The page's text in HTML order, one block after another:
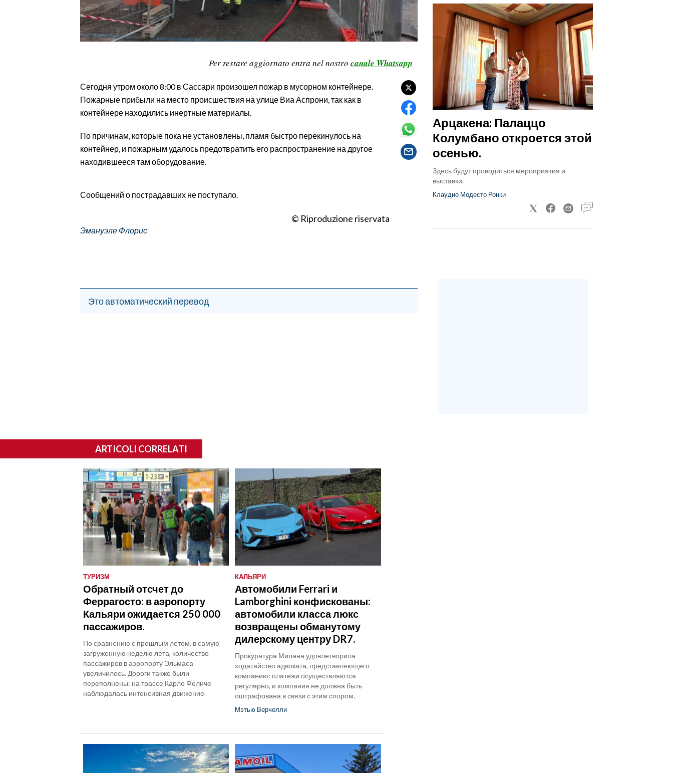
STORE
Per restare aggiornato entra nel nostro canale Whatsapp
Сегодня утром около 8:00 в Сассари произошел пожар в мусорном контейнере.
Пожарные прибыли на место происшествия на улице Виа Аспрони, так как в
контейнере находились инертные материалы.
По причинам, которые пока не установлены, пламя быстро перекинулось на
контейнер, и пожарным удалось предотвратить его распространение на другое
находившееся там оборудование.
Сообщений о пострадавших не поступало.
© Riproduzione riservata
Эмануэле Флорис
Это автоматический перевод
Арцакена: Палаццо
Колумбано откроется этой
осенью.
Здесь будут проводиться мероприятия и
выставки.
Клаудио Модесто Ронки
ARTICOLI CORRELATI
ТУРИЗМ
Обратный отсчет до
Феррагосто: в аэропорту
Кальяри ожидается 250 000
пассажиров.
По сравнению с прошлым летом, в самую
загруженную неделю лета, количество
пассажиров в аэропорту Эльмаса
увеличилось. Дороги также были
переполнены: на трассе Карло Феличе
наблюдалась интенсивная движение.
КАЛЬЯРИ
Автомобили Ferrari и
Lamborghini конфискованы:
автомобили класса люкс
возвращены обманутому
дилерскому центру DR7.
Прокуратура Милана удовлетворила
ходатайство адвоката, представляющего
компанию: платежи осуществляются
регулярно, и компания не должна быть
оштрафована в связи с этим спором.
Мэтью Верчелли